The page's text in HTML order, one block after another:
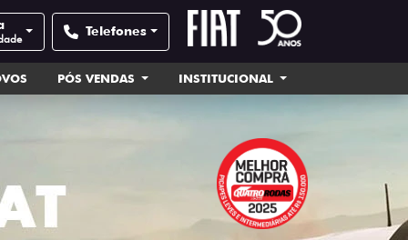
Telefones
PÓS VENDAS INSTITUCIONAL